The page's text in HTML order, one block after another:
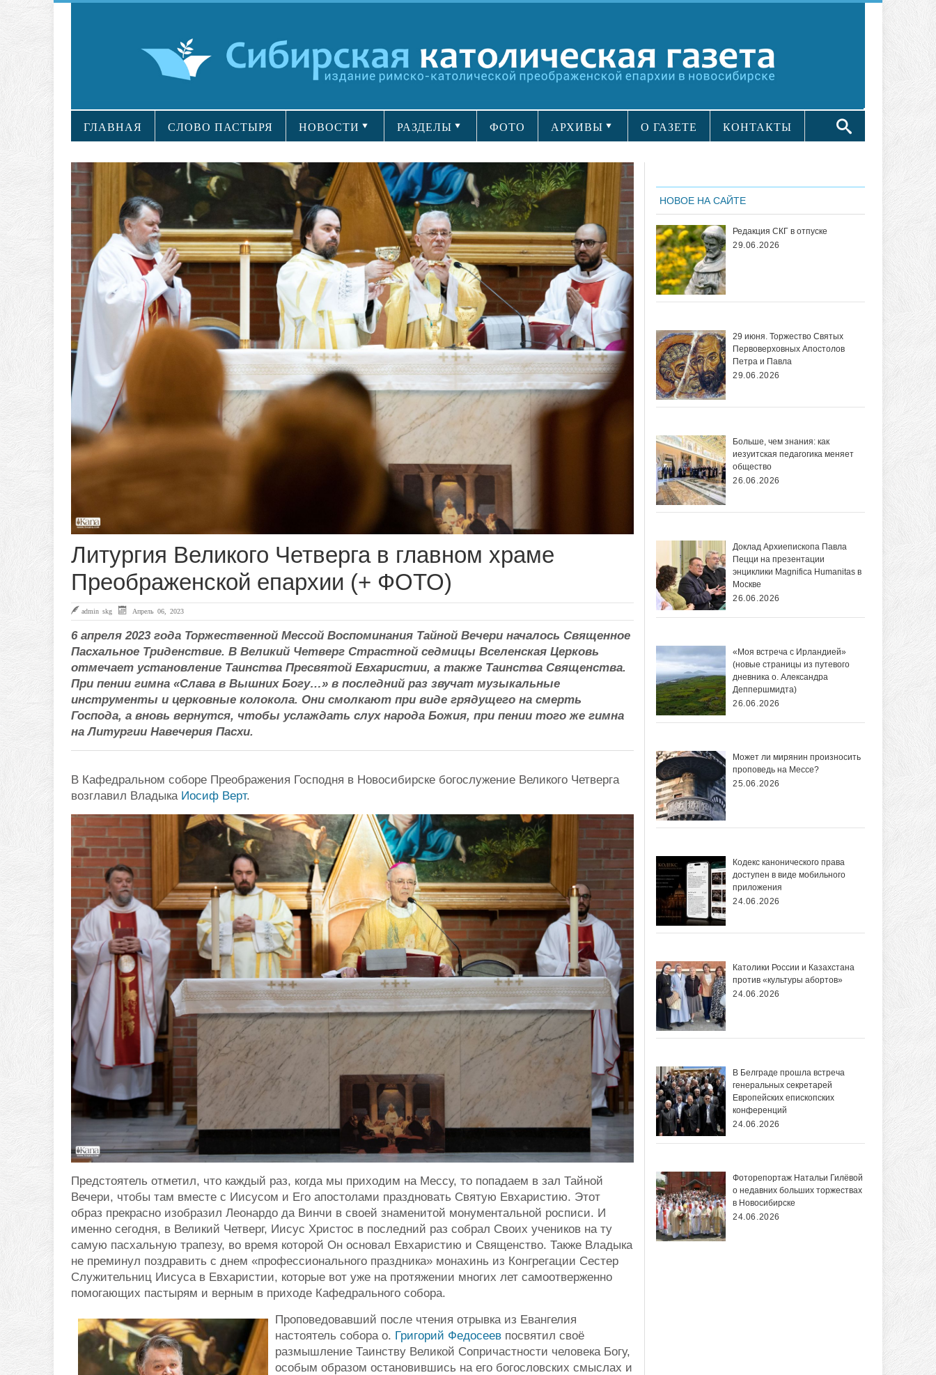
ГЛАВНАЯ СЛОВО ПАСТЫРЯ НОВОСТИ РАЗДЕЛЫ ФОТО АРХИВЫ О ГАЗЕТЕ КОНТАКТЫ
Литургия Великого Четверга в главном храме
Преображенской епархии (+ ФОТО)
admin skg Апрель 06, 2023
6 апреля 2023 года Торжественной Мессой Воспоминания Тайной Вечери началось Священное
Пасхальное Триденствие. В Великий Четверг Страстной седмицы Вселенская Церковь
отмечает установление Таинства Пресвятой Евхаристии, а также Таинства Священства.
При пении гимна «Слава в Вышних Богу…» в последний раз звучат музыкальные
инструменты и церковные колокола. Они смолкают при виде грядущего на смерть
Господа, а вновь вернутся, чтобы услаждать слух народа Божия, при пении того же гимна
на Литургии Навечерия Пасхи.
В Кафедральном соборе Преображения Господня в Новосибирске богослужение Великого Четверга
возглавил Владыка Иосиф Верт.
Предстоятель отметил, что каждый раз, когда мы приходим на Мессу, то попадаем в зал Тайной
Вечери, чтобы там вместе с Иисусом и Его апостолами праздновать Святую Евхаристию. Этот
образ прекрасно изобразил Леонардо да Винчи в своей знаменитой монументальной росписи. И
именно сегодня, в Великий Четверг, Иисус Христос в последний раз собрал Своих учеников на ту
самую пасхальную трапезу, во время которой Он основал Евхаристию и Священство. Также Владыка
не преминул поздравить с днем «профессионального праздника» монахинь из Конгрегации Сестер
Служительниц Иисуса в Евхаристии, которые вот уже на протяжении многих лет самоотверженно
помогающих пастырям и верным в приходе Кафедрального собора.
Проповедовавший после чтения отрывка из Евангелия
настоятель собора о. Григорий Федосеев посвятил своё
размышление Таинству Великой Сопричастности человека Богу,
особым образом остановившись на его богословских смыслах и
НОВОЕ НА САЙТЕ
Редакция СКГ в отпуске
29.06.2026
29 июня. Торжество Святых
Первоверховных Апостолов
Петра и Павла
29.06.2026
Больше, чем знания: как
иезуитская педагогика меняет
общество
26.06.2026
Доклад Архиепископа Павла
Пецци на презентации
энциклики Magnifica Нumanitas в
Москве
26.06.2026
«Моя встреча с Ирландией»
(новые страницы из путевого
дневника о. Александра
Деппершмидта)
26.06.2026
Может ли мирянин произносить
проповедь на Мессе?
25.06.2026
Кодекс канонического права
доступен в виде мобильного
приложения
24.06.2026
Католики России и Казахстана
против «культуры абортов»
24.06.2026
В Белграде прошла встреча
генеральных секретарей
Европейских епископских
конференций
24.06.2026
Фоторепортаж Натальи Гилёвой
о недавних больших торжествах
в Новосибирске
24.06.2026